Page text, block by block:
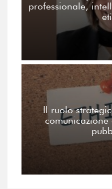
professionale,
Il ruolo